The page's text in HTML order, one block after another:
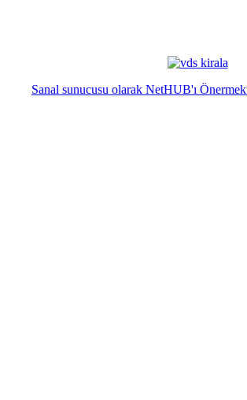
Sanal sunucusu olarak NetHUB'ı